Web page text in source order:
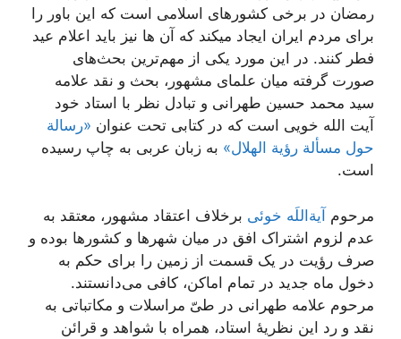
رمضان در برخی کشورهای اسلامی است که این باور را
برای مردم ایران ایجاد میکند که آن ها نیز باید اعلام عید
فطر کنند. در این مورد یکی از مهم‌ترین بحث‌های
صورت گرفته میان علمای مشهور، بحث و نقد علامه
سید محمد حسین طهرانی و تبادل نظر با استاد خود
آیت الله خویی است که در کتابی تحت عنوان «رسالة
حول مسألة رؤية الهلال‏» به زبان عربی به چاپ رسیده
است.
مرحوم آیة‌اللَه خوئی برخلاف اعتقاد مشهور، معتقد به
عدم لزوم اشتراک افق در میان شهرها و کشورها بوده و
صرف رؤیت در یک قسمت از زمین را برای حکم به
دخول ماه جدید در تمام اماکن، کافی می‌دانستند.
مرحوم علامه طهرانی در طیّ مراسلات و مکاتباتی به
نقد و رد این نظریۀ استاد، همراه با شواهد و قرائن